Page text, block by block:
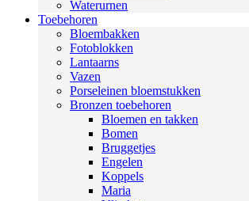
Waterurnen
Toebehoren
Bloembakken
Fotoblokken
Lantaarns
Vazen
Porseleinen bloemstukken
Bronzen toebehoren
Bloemen en takken
Bomen
Bruggetjes
Engelen
Koppels
Maria